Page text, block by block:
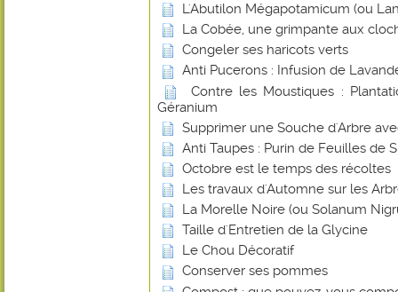
L'Abutilon Mégapotamicum (ou
La Cobée, une grimpante aux
Congeler ses haricots verts
Anti Pucerons : Infusion de
Contre les Moustiques :
Géranium
Supprimer une Souche d'Arbre
Anti Taupes : Purin de Feuilles de
Octobre est le temps des récoltes
Les travaux d'Automne sur les
La Morelle Noire (ou Solanum
Taille d'Entretien de la Glycine
Le Chou Décoratif
Conserver ses pommes